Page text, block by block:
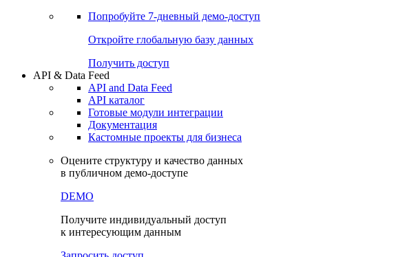
Попробуйте 7-дневный демо-доступ
Откройте глобальную базу данных
Получить доступ
API & Data Feed
API and Data Feed
API каталог
Готовые модули интеграции
Документация
Кастомные проекты для бизнеса
Оцените структуру и качество данных
в публичном демо-доступе
DEMO
Получите индивидуальный доступ
к интересующим данным